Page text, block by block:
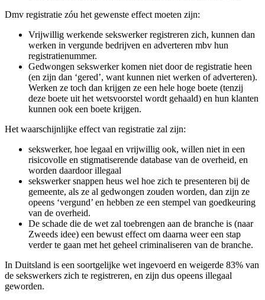
Dmv registratie zóu het gewenste effect moeten zijn:
Vrijwillig werkende sekswerker registreren zich, kunnen dan
werken in vergunde bedrijven en adverteren mbv hun
registratienummer.
Gedwongen sekswerker komen niet door de registratie heen
(en zijn dan ‘gered’, want kunnen niet werken of adverteren).
Werken ze toch dan krijgen ze een hele hoge boete (tenzij
deze boete uit het wetsvoorstel wordt gehaald) en hun klanten
kunnen ook een boete krijgen.
Het waarschijnlijke effect van registratie zal zijn:
sekswerker, hoe legaal en vrijwillig ook, willen niet in een
risicovolle en stigmatiserende database van de overheid, en
worden daardoor illegaal
sekswerker snappen heus wel hoe zich te presenteren bij de
gemeente, als ze al gedwongen zouden worden, dan zijn ze
opeens ‘vergund’ en hebben ze een stempel van goedkeuring
van de overheid.
De schade die de wet zal toebrengen aan de branche is (naar
Zweeds idee) een bewust effect om daarna weer een stap
verder te gaan met het geheel criminaliseren van de branche.
In Duitsland is een soortgelijke wet ingevoerd en weigerde 83% van
de sekswerkers zich te registreren, en zijn dus opeens illegaal
geworden.